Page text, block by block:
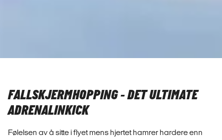
FALLSKJERMHOPPING - DET ULTIMATE
ADRENALINKICK
Følelsen av å sitte i flyet mens hjertet hamrer hardere enn